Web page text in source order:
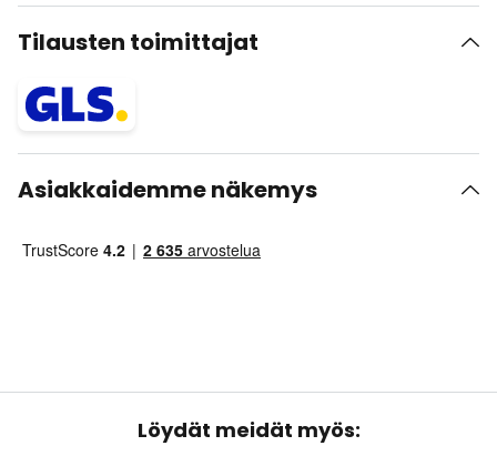
Tilausten toimittajat
Asiakkaidemme näkemys
Löydät meidät myös: